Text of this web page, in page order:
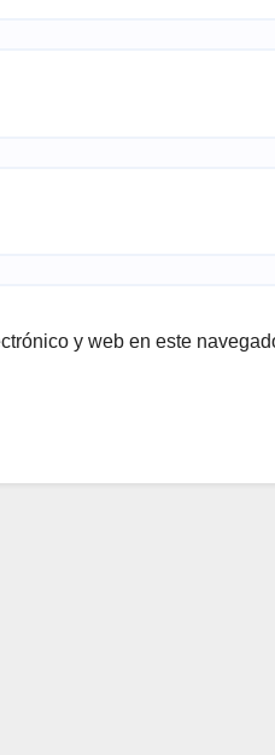
y web en este